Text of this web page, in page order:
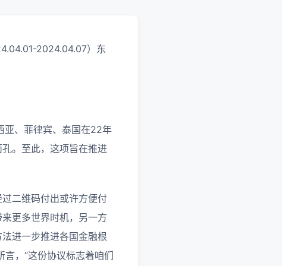
2024.04.07）东
亚、菲律宾、泰国在22年
。至此，这项旨在推进
二维码付出或许方便付
更多世界时机，另一方
进一步推进各国金融根
，“这份协议标志着咱们